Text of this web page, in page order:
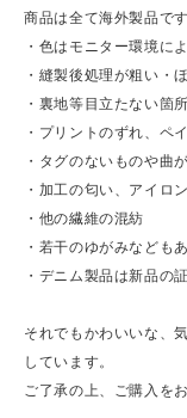
商品は全て海外製品で
・色はモニター環境に
・縫製後処理が粗い・
・裏地等目立たない箇
・プリントのずれ、ペ
・タグのないものや曲
・加工の匂い、アイロ
・他の繊維の混紡
・若干のゆがみなども
・デニム製品は新品の
それでもかわいいな、
しています。
ご了承の上、ご購入を